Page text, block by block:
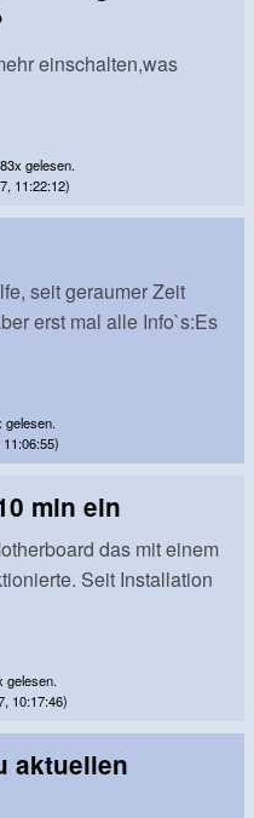
einschalten,was
gelesen.
11:22:12)
seit geraumer Zeit
erst mal alle Info`s:Es
gelesen.
min ein
das mit einem
Seit Installation
gelesen.
10:17:46)
aktuellen